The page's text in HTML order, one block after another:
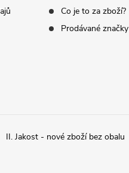
Co je to za zboží?
Prodávané značky
II. Jakost - nové zboží bez obalu